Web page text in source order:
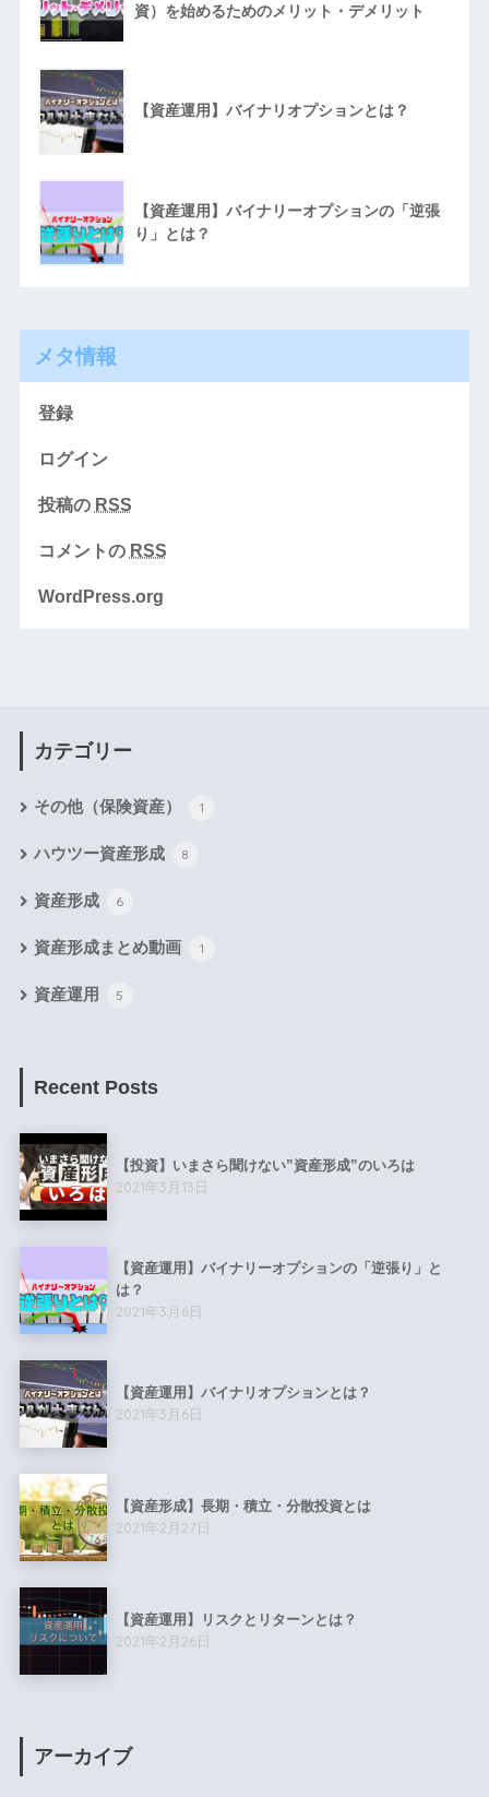
資）を始めるためのメリット・デメリット
【資産運用】バイナリオプションとは？
【資産運用】バイナリーオプションの「逆張
り」とは？
メタ情報
登録
ログイン
投稿の RSS
コメントの RSS
WordPress.org
カテゴリー
その他（保険資産） 1
ハウツー資産形成 8
資産形成 6
資産形成まとめ動画 1
資産運用 5
Recent Posts
【投資】いまさら聞けない”資産形成”のいろは
2021年3月13日
【資産運用】バイナリーオプションの「逆張り」と
は？
2021年3月6日
【資産運用】バイナリオプションとは？
2021年3月6日
【資産形成】長期・積立・分散投資とは
2021年2月27日
【資産運用】リスクとリターンとは？
2021年2月26日
アーカイブ